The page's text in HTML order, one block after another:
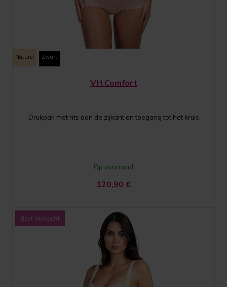
Naturel Zwart
VH Comfort
Drukpak met rits aan de zijkant en toegang tot het kruis
Op voorraad
120,90 €